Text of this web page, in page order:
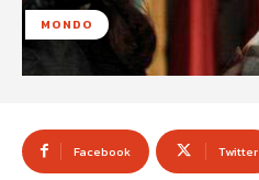
MONDO
Facebook Twitter